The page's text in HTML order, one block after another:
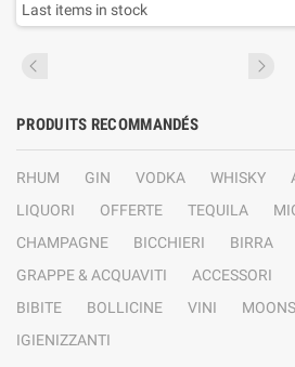
Last items in stock
PRODUITS RECOMMANDÉS
RHUM GIN VODKA WHISKY
LIQUORI
OFFERTE TEQUILA
CHAMPAGNE
BICCHIERI
BIRRA
GRAPPE & ACQUAVITI
ACCESSORI
BIBITE
BOLLICINE VINI
IGIENIZZANTI